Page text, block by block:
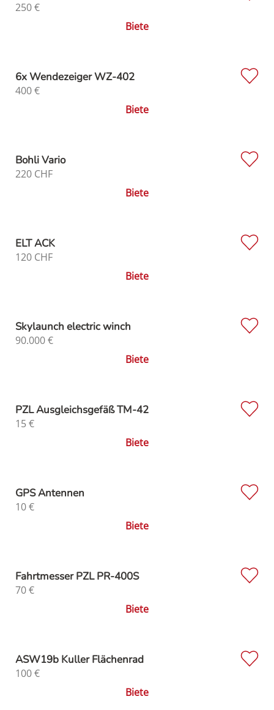
250€
Biete
6x Wendezeiger WZ-402
400€
Biete
Bohli Vario
220 CHF
Biete
ELT ACK
120 CHF
Biete
Skylaunch electric winch
90.000€
Biete
PZL Ausgleichsgefäß TM-42
15€
Biete
GPS Antennen
10€
Biete
Fahrtmesser PZL PR-400S
70€
Biete
ASW19b Kuller Flächenrad
100€
Biete